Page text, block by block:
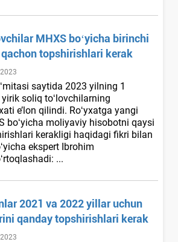
MHXS boʻyicha birinchi
topshirishlari kerak
saytida 2023 yilning 1
soliq toʻlovchilarning
e’lon qilindi. Roʻyхatga yangi
boʻyicha moliyaviy hisobotni qaysi
kerakligi haqidagi fikri bilan
ekspert Ibrohim
...
2021 va 2022 yillar uchun
qanday topshirishlari kerak